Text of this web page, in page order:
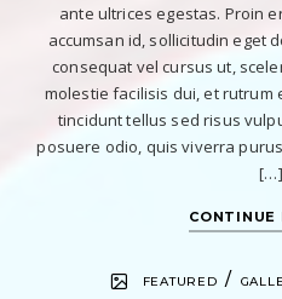
ante ultrices egestas. Proin
accumsan id, sollicitudin eget
consequat vel cursus ut,
molestie facilisis dui, et rutrum
tincidunt tellus sed risus
posuere odio, quis viverra
[…]
CONTINUE
FEATURED /